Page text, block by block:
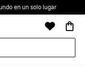
en un solo lugar